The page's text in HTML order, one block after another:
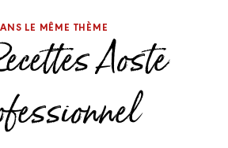
LE MÊME THÈME
Aoste